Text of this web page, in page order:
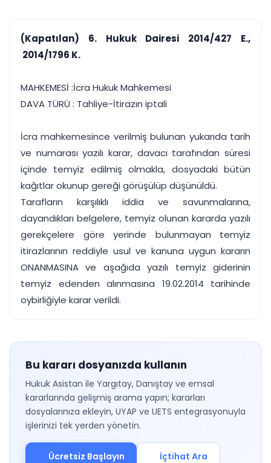
Duruşma ve görev
takvimi
Hatırlatma ve
takibi
Tek panelde uçtan uca yönetim
Tüm özellikleri inceleyin Ücretsiz Başlayın
(Kapatılan) 6. Hukuk Dairesi 2014/427 E.,
2014/1796 K.
MAHKEMESİ :İcra Hukuk Mahkemesi
DAVA TÜRÜ : Tahliye-İtirazın iptali
İcra mahkemesince verilmiş bulunan yukarıda tarih
ve numarası yazılı karar, davacı tarafından süresi
içinde temyiz edilmiş olmakla, dosyadaki bütün
kağıtlar okunup gereği görüşülüp düşünüldü.
Tarafların karşılıklı iddia ve savunmalarına,
dayandıkları belgelere, temyiz olunan kararda yazılı
gerekçelere göre yerinde bulunmayan temyiz
itirazlarının reddiyle usul ve kanuna uygun kararın
ONANMASINA ve aşağıda yazılı temyiz giderinin
temyiz edenden alınmasına 19.02.2014 tarihinde
oybirliğiyle karar verildi.
Bu kararı dosyanızda kullanın
Hukuk Asistan ile Yargıtay, Danıştay ve emsal
kararlarında gelişmiş arama yapın; kararları
dosyalarınıza ekleyin, UYAP ve UETS entegrasyonuyla
işlerinizi tek yerden yönetin.
Ücretsiz Başlayın İçtihat Ara